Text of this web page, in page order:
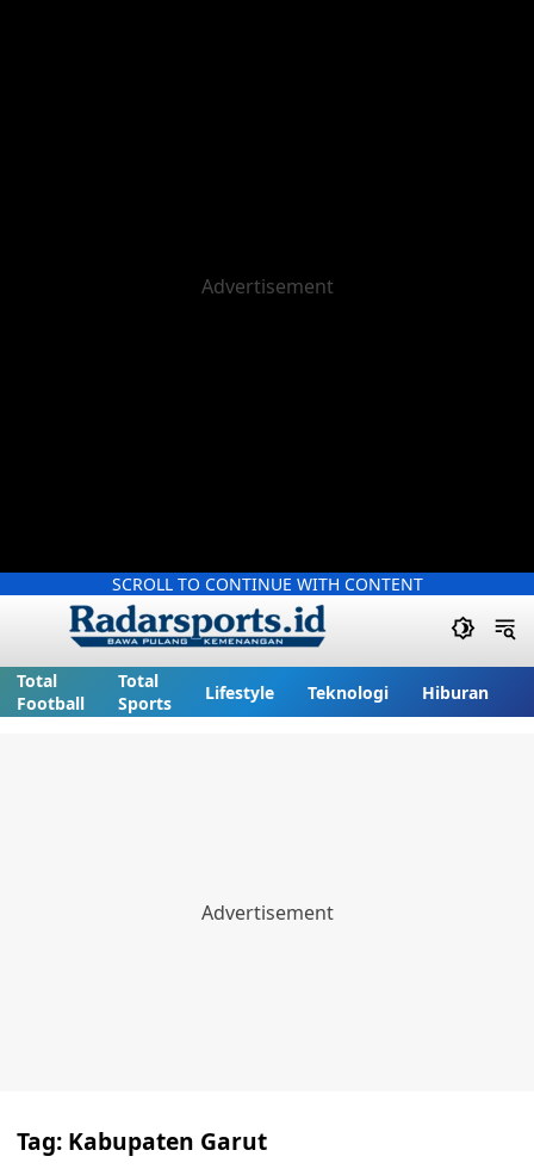
SCROLL TO CONTINUE WITH CONTENT
Total
Football
Total
Sports
Lifestyle Teknologi Hiburan
Tag: Kabupaten Garut